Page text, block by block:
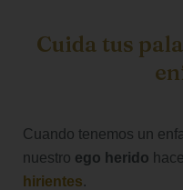
Cuida tus
Cuando tenemos un
nuestro ego herido
hirientes.